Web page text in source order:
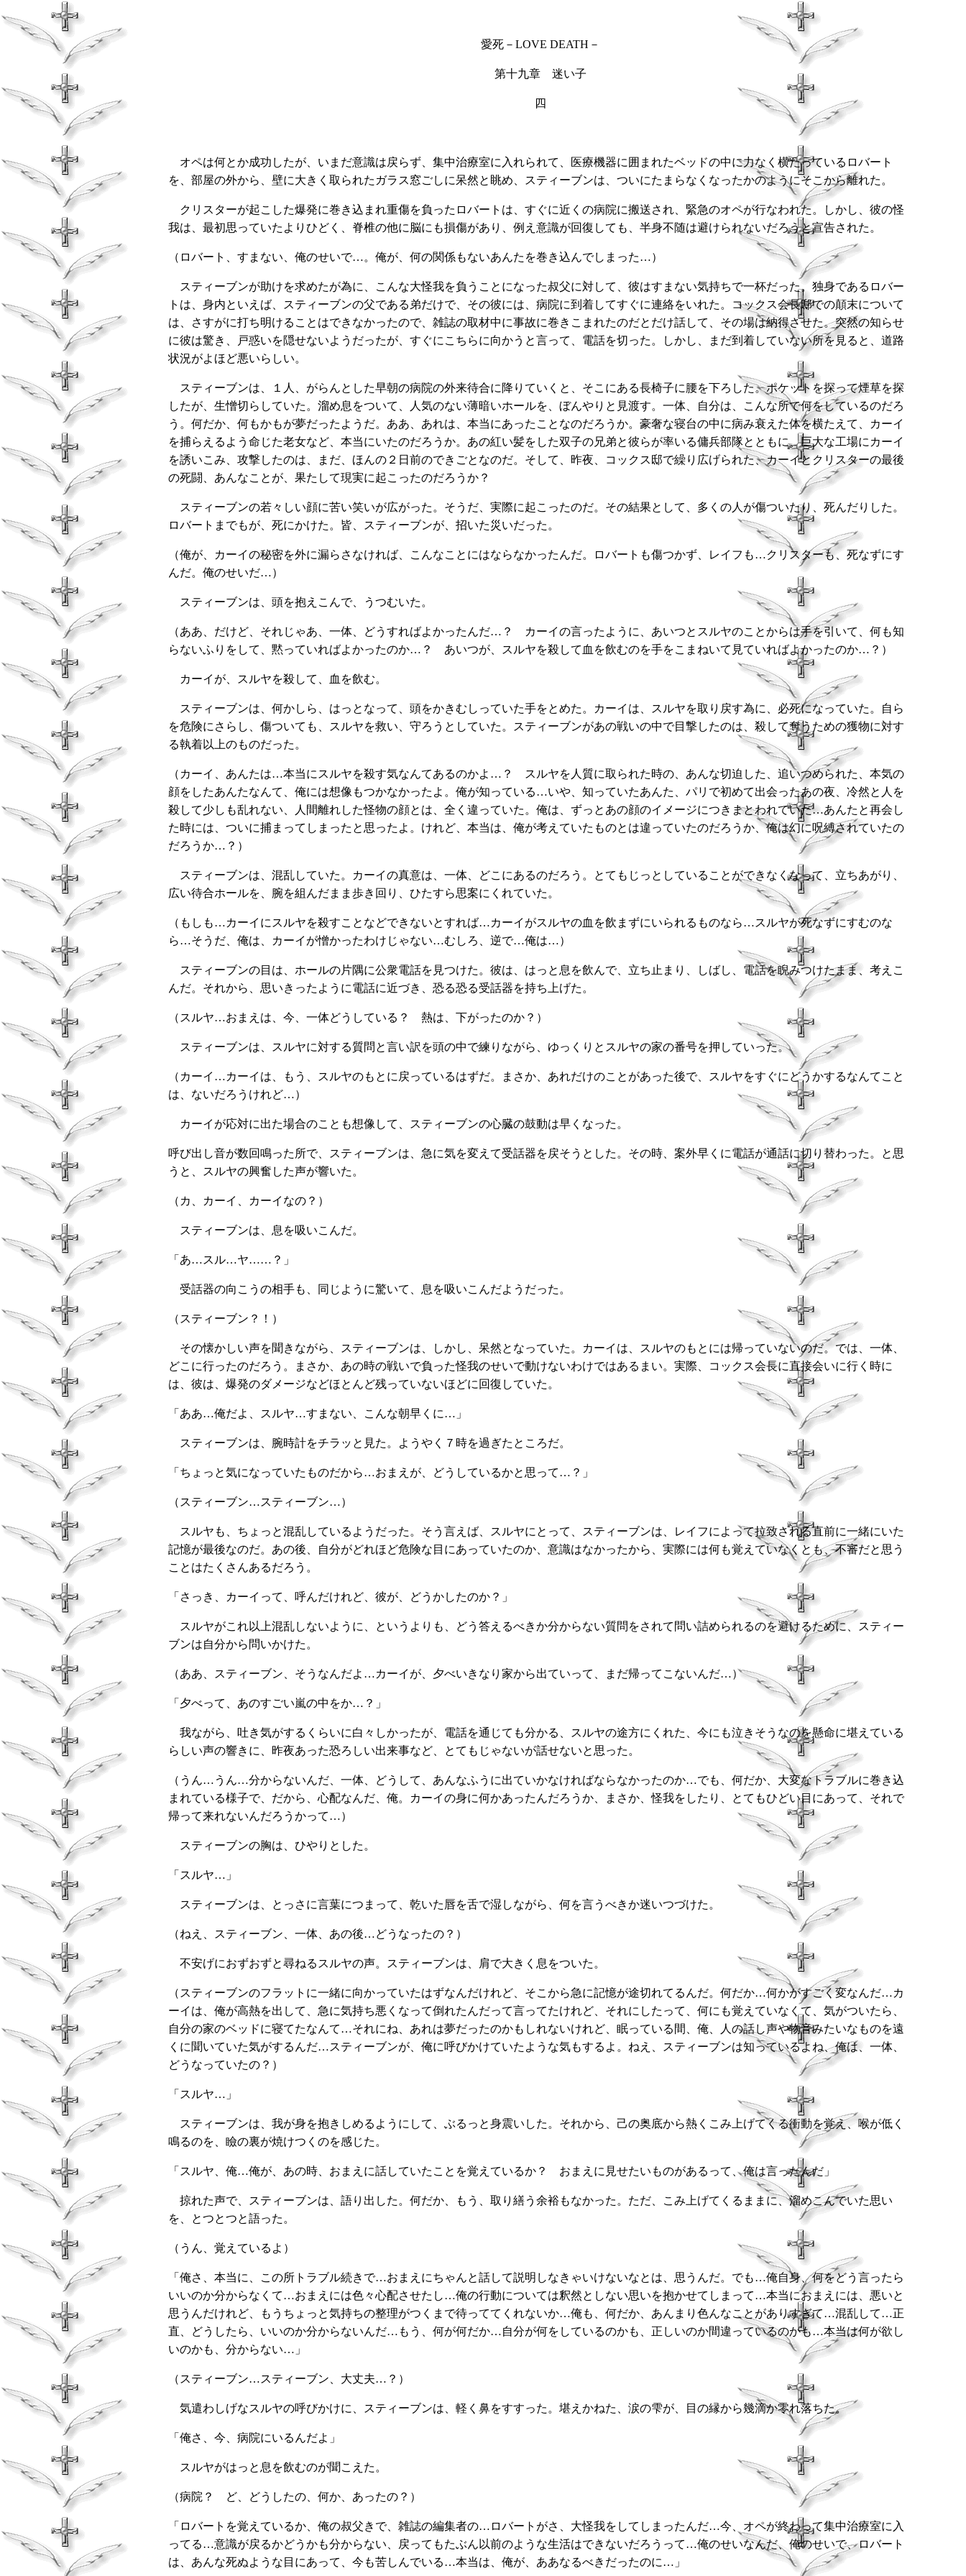
愛死－ LOVE DEATH －
第十九章 迷い子
四
オペは何とか成功したが、いまだ意識は戻らず、集中治療室に入れられて、医療機器に囲まれたベッドの中に力なく横たっているロバート
を、部屋の外から、壁に大きく取られたガラス窓ごしに呆然と眺め、スティーブンは、ついにたまらなくなったかのようにそこから離れた。
クリスターが起こした爆発に巻き込まれ重傷を負ったロバートは、すぐに近くの病院に搬送され、緊急のオペが行なわれた。しかし、彼の怪
我は、最初思っていたよりひどく、脊椎の他に脳にも損傷があり、例え意識が回復しても、半身不随は避けられないだろうと宣告された。
（ロバート、すまない、俺のせいで…。俺が、何の関係もないあんたを巻き込んでしまった…）
スティーブンが助けを求めたが為に、こんな大怪我を負うことになった叔父に対して、彼はすまない気持ちで一杯だった。独身であるロバー
トは、身内といえば、スティーブンの父である弟だけで、その彼には、病院に到着してすぐに連絡をいれた。コックス会長邸での顛末について
は、さすがに打ち明けることはできなかったので、雑誌の取材中に事故に巻きこまれたのだとだけ話して、その場は納得させた。突然の知らせ
に彼は驚き、戸惑いを隠せないようだったが、すぐにこちらに向かうと言って、電話を切った。しかし、まだ到着していない所を見ると、道路
状況がよほど悪いらしい。
スティーブンは、１人、がらんとした早朝の病院の外来待合に降りていくと、そこにある長椅子に腰を下ろした。ポケットを探って煙草を探
したが、生憎切らしていた。溜め息をついて、人気のない薄暗いホールを、ぼんやりと見渡す。一体、自分は、こんな所で何をしているのだろ
う。何だか、何もかもが夢だったようだ。ああ、あれは、本当にあったことなのだろうか。豪奢な寝台の中に病み衰えた体を横たえて、カーイ
を捕らえるよう命じた老女など、本当にいたのだろうか。あの紅い髪をした双子の兄弟と彼らが率いる傭兵部隊とともに、巨大な工場にカーイ
を誘いこみ、攻撃したのは、まだ、ほんの２日前のできごとなのだ。そして、昨夜、コックス邸で繰り広げられた、カーイとクリスターの最後
の死闘、あんなことが、果たして現実に起こったのだろうか？
スティーブンの若々しい顔に苦い笑いが広がった。そうだ、実際に起こったのだ。その結果として、多くの人が傷ついたり、死んだりした。
ロバートまでもが、死にかけた。皆、スティーブンが、招いた災いだった。
（俺が、カーイの秘密を外に漏らさなければ、こんなことにはならなかったんだ。ロバートも傷つかず、レイフも…クリスターも、死なずにす
んだ。俺のせいだ…）
スティーブンは、頭を抱えこんで、うつむいた。
（ああ、だけど、それじゃあ、一体、どうすればよかったんだ…？ カーイの言ったように、あいつとスルヤのことからは手を引いて、何も知
らないふりをして、黙っていればよかったのか…？ あいつが、スルヤを殺して血を飲むのを手をこまねいて見ていればよかったのか…？）
カーイが、スルヤを殺して、血を飲む。
スティーブンは、何かしら、はっとなって、頭をかきむしっていた手をとめた。カーイは、スルヤを取り戻す為に、必死になっていた。自ら
を危険にさらし、傷ついても、スルヤを救い、守ろうとしていた。スティーブンがあの戦いの中で目撃したのは、殺して奪うための獲物に対す
る執着以上のものだった。
（カーイ、あんたは…本当にスルヤを殺す気なんてあるのかよ…？ スルヤを人質に取られた時の、あんな切迫した、追いつめられた、本気の
顔をしたあんたなんて、俺には想像もつかなかったよ。俺が知っている…いや、知っていたあんた、パリで初めて出会ったあの夜、冷然と人を
殺して少しも乱れない、人間離れした怪物の顔とは、全く違っていた。俺は、ずっとあの顔のイメージにつきまとわれていた…あんたと再会し
た時には、ついに捕まってしまったと思ったよ。けれど、本当は、俺が考えていたものとは違っていたのだろうか、俺は幻に呪縛されていたの
だろうか…？）
スティーブンは、混乱していた。カーイの真意は、一体、どこにあるのだろう。とてもじっとしていることができなくなって、立ちあがり、
広い待合ホールを、腕を組んだまま歩き回り、ひたすら思案にくれていた。
（もしも…カーイにスルヤを殺すことなどできないとすれば…カーイがスルヤの血を飲まずにいられるものなら…スルヤが死なずにすむのな
ら…そうだ、俺は、カーイが憎かったわけじゃない…むしろ、逆で…俺は…）
スティーブンの目は、ホールの片隅に公衆電話を見つけた。彼は、はっと息を飲んで、立ち止まり、しばし、電話を睨みつけたまま、考えこ
んだ。それから、思いきったように電話に近づき、恐る恐る受話器を持ち上げた。
（スルヤ…おまえは、今、一体どうしている？ 熱は、下がったのか？）
スティーブンは、スルヤに対する質問と言い訳を頭の中で練りながら、ゆっくりとスルヤの家の番号を押していった。
（カーイ…カーイは、もう、スルヤのもとに戻っているはずだ。まさか、あれだけのことがあった後で、スルヤをすぐにどうかするなんてこと
は、ないだろうけれど…）
カーイが応対に出た場合のことも想像して、スティーブンの心臓の鼓動は早くなった。
呼び出し音が数回鳴った所で、スティーブンは、急に気を変えて受話器を戻そうとした。その時、案外早くに電話が通話に切り替わった。と思
うと、スルヤの興奮した声が響いた。
（カ、カーイ、カーイなの？）
スティーブンは、息を吸いこんだ。
「あ…スル…ヤ……？」
受話器の向こうの相手も、同じように驚いて、息を吸いこんだようだった。
（スティーブン？！）
その懐かしい声を聞きながら、スティーブンは、しかし、呆然となっていた。カーイは、スルヤのもとには帰っていないのだ。では、一体、
どこに行ったのだろう。まさか、あの時の戦いで負った怪我のせいで動けないわけではあるまい。実際、コックス会長に直接会いに行く時に
は、彼は、爆発のダメージなどほとんど残っていないほどに回復していた。
「ああ…俺だよ、スルヤ…すまない、こんな朝早くに…」
スティーブンは、腕時計をチラッと見た。ようやく７時を過ぎたところだ。
「ちょっと気になっていたものだから…おまえが、どうしているかと思って…？」
（スティーブン…スティーブン…）
スルヤも、ちょっと混乱しているようだった。そう言えば、スルヤにとって、スティーブンは、レイフによって拉致される直前に一緒にいた
記憶が最後なのだ。あの後、自分がどれほど危険な目にあっていたのか、意識はなかったから、実際には何も覚えていなくとも、不審だと思う
ことはたくさんあるだろう。
「さっき、カーイって、呼んだけれど、彼が、どうかしたのか？」
スルヤがこれ以上混乱しないように、というよりも、どう答えるべきか分からない質問をされて問い詰められるのを避けるために、スティー
ブンは自分から問いかけた。
（ああ、スティーブン、そうなんだよ…カーイが、夕べいきなり家から出ていって、まだ帰ってこないんだ…）
「夕べって、あのすごい嵐の中をか…？」
我ながら、吐き気がするくらいに白々しかったが、電話を通じても分かる、スルヤの途方にくれた、今にも泣きそうなのを懸命に堪えている
らしい声の響きに、昨夜あった恐ろしい出来事など、とてもじゃないが話せないと思った。
（うん…うん…分からないんだ、一体、どうして、あんなふうに出ていかなければならなかったのか…でも、何だか、大変なトラブルに巻き込
まれている様子で、だから、心配なんだ、俺。カーイの身に何かあったんだろうか、まさか、怪我をしたり、とてもひどい目にあって、それで
帰って来れないんだろうかって…）
スティーブンの胸は、ひやりとした。
「スルヤ…」
スティーブンは、とっさに言葉につまって、乾いた唇を舌で湿しながら、何を言うべきか迷いつづけた。
（ねえ、スティーブン、一体、あの後…どうなったの？）
不安げにおずおずと尋ねるスルヤの声。スティーブンは、肩で大きく息をついた。
（スティーブンのフラットに一緒に向かっていたはずなんだけれど、そこから急に記憶が途切れてるんだ。何だか…何かがすごく変なんだ…カ
ーイは、俺が高熱を出して、急に気持ち悪くなって倒れたんだって言ってたけれど、それにしたって、何にも覚えていなくて、気がついたら、
自分の家のベッドに寝てたなんて…それにね、あれは夢だったのかもしれないけれど、眠っている間、俺、人の話し声や物音みたいなものを遠
くに聞いていた気がするんだ…スティーブンが、俺に呼びかけていたような気もするよ。ねえ、スティーブンは知っているよね、俺は、一体、
どうなっていたの？）
「スルヤ…」
スティーブンは、我が身を抱きしめるようにして、ぶるっと身震いした。それから、己の奥底から熱くこみ上げてくる衝動を覚え、喉が低く
鳴るのを、瞼の裏が焼けつくのを感じた。
「スルヤ、俺…俺が、あの時、おまえに話していたことを覚えているか？ おまえに見せたいものがあるって、俺は言ったんだ」
掠れた声で、スティーブンは、語り出した。何だか、もう、取り繕う余裕もなかった。ただ、こみ上げてくるままに、溜めこんでいた思い
を、とつとつと語った。
（うん、覚えているよ）
「俺さ、本当に、この所トラブル続きで…おまえにちゃんと話して説明しなきゃいけないなとは、思うんだ。でも…俺自身、何をどう言ったら
いいのか分からなくて…おまえには色々心配させたし…俺の行動については釈然としない思いを抱かせてしまって…本当におまえには、悪いと
思うんだけれど、もうちょっと気持ちの整理がつくまで待っててくれないか…俺も、何だか、あんまり色んなことがありすぎて…混乱して…正
直、どうしたら、いいのか分からないんだ…もう、何が何だか…自分が何をしているのかも、正しいのか間違っているのかも…本当は何が欲し
いのかも、分からない…」
（スティーブン…スティーブン、大丈夫…？）
気遣わしげなスルヤの呼びかけに、スティーブンは、軽く鼻をすすった。堪えかねた、涙の雫が、目の縁から幾滴か零れ落ちた。
「俺さ、今、病院にいるんだよ」
スルヤがはっと息を飲むのが聞こえた。
（病院？ ど、どうしたの、何か、あったの？）
「ロバートを覚えているか、俺の叔父きで、雑誌の編集者の…ロバートがさ、大怪我をしてしまったんだ…今、オペが終わって集中治療室に入
ってる…意識が戻るかどうかも分からない、戻ってもたぶん以前のような生活はできないだろうって…俺のせいなんだ、俺のせいで、ロバート
は、あんな死ぬような目にあって、今も苦しんでいる…本当は、俺が、ああなるべきだったのに…」